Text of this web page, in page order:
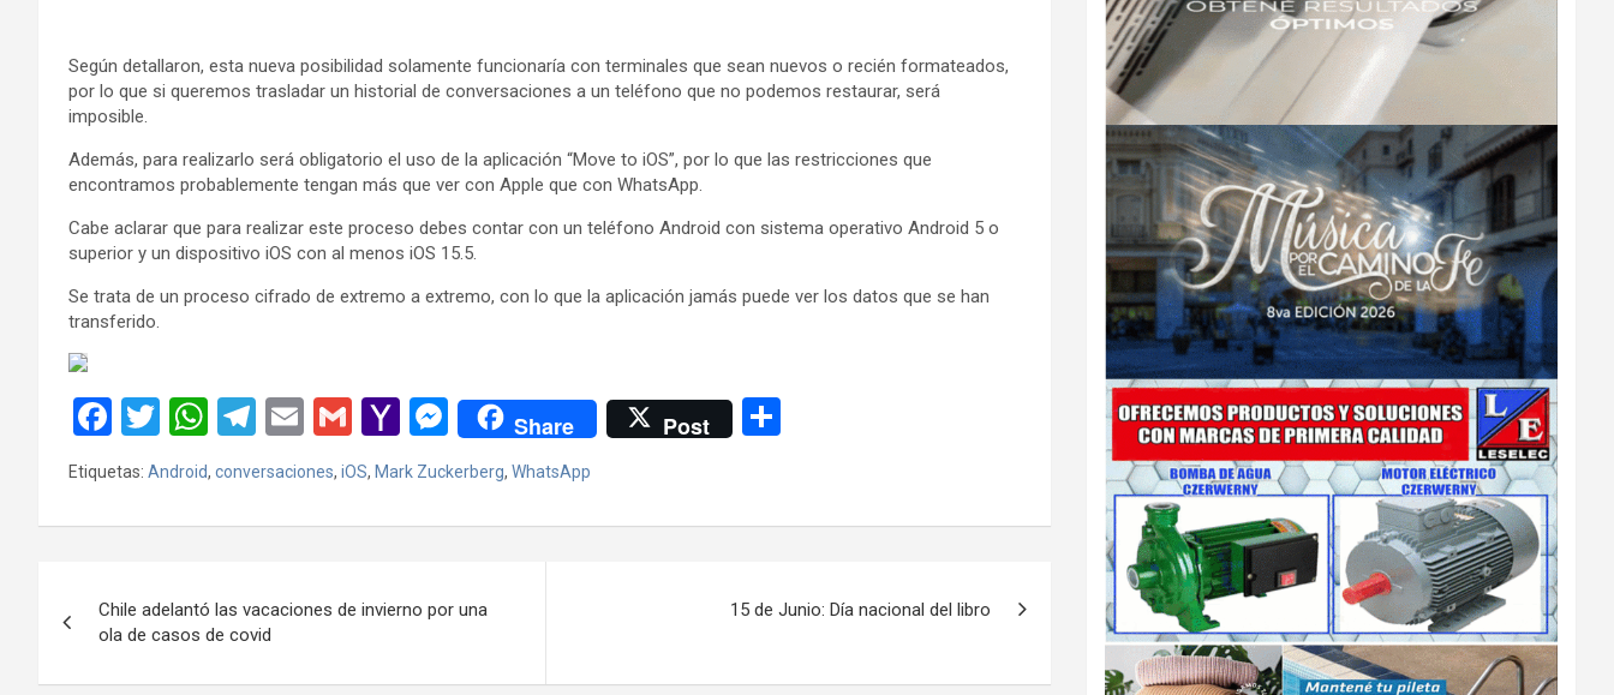
Según detallaron, esta nueva posibilidad solamente funcionaría con terminales que sean nuevos o recién formateados,
por lo que si queremos trasladar un historial de conversaciones a un teléfono que no podemos restaurar, será
imposible.
Además, para realizarlo será obligatorio el uso de la aplicación “Move to iOS”, por lo que las restricciones que
encontramos probablemente tengan más que ver con Apple que con WhatsApp.
Cabe aclarar que para realizar este proceso debes contar con un teléfono Android con sistema operativo Android 5 o
superior y un dispositivo iOS con al menos iOS 15.5.
Se trata de un proceso cifrado de extremo a extremo, con lo que la aplicación jamás puede ver los datos que se han
transferido.
F
a
ce
b
o
k
T
wi
tt
er
W
at
s
p
p
T
e
gr
m
E
ail
G
m
ail
Y
a
h
o
M
M
es
se
n
er
Share Post
p
tir
Etiquetas: Android, conversaciones, iOS, Mark Zuckerberg, WhatsApp
de
entradas
Chile adelantó las vacaciones de invierno por una
ola de casos de covid
15 de Junio: Día nacional del libro